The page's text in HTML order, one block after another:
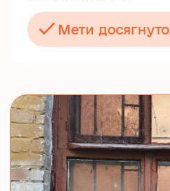
Мети досягнуто